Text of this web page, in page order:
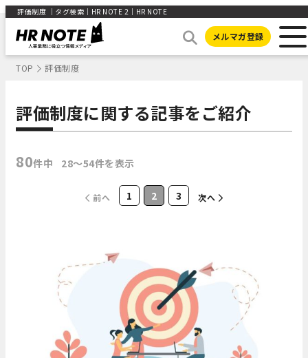
評価制度 ｜タグ検索｜HR NOTE 2｜HR NOTE
メルマガ登録
TOP 評価制度
評価制度に関する記事をご紹介
80件中 28〜54件を表示
前へ 1 2 3 次へ